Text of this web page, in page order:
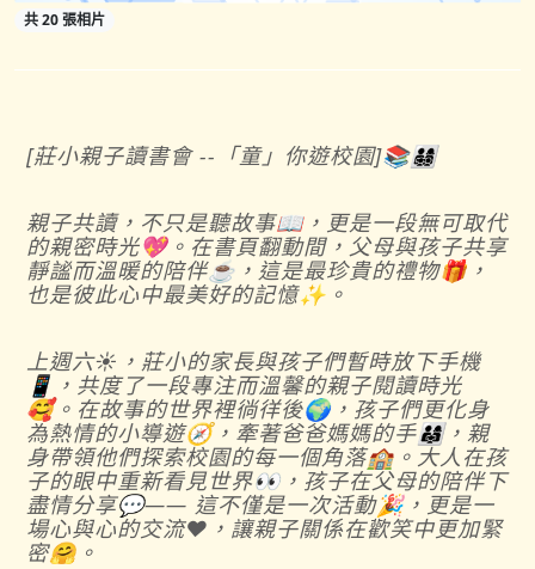
共 20 張相片
[莊小親子讀書會 --「童」你遊校園]📚👨‍👩‍👧‍👦
親子共讀，不只是聽故事📖，更是一段無可取代
的親密時光💖。在書頁翻動間，父母與孩子共享
靜謐而溫暖的陪伴☕️，這是最珍貴的禮物🎁，
也是彼此心中最美好的記憶✨。
上週六☀️，莊小的家長與孩子們暫時放下手機
📱，共度了一段專注而溫馨的親子閱讀時光
🥰。在故事的世界裡徜徉後🌍，孩子們更化身
為熱情的小導遊🧭，牽著爸爸媽媽的手👨‍👩‍👧，親
身帶領他們探索校園的每一個角落🏫。大人在孩
子的眼中重新看見世界👀，孩子在父母的陪伴下
盡情分享💬—— 這不僅是一次活動🎉，更是一
場心與心的交流❤️，讓親子關係在歡笑中更加緊
密🤗。